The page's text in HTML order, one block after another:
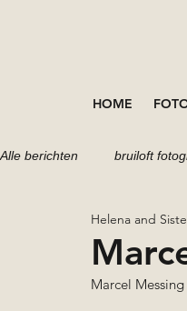
HOME
Alle berichten bruiloft
portretten fotoshoot
Helena and
Marcel Messing